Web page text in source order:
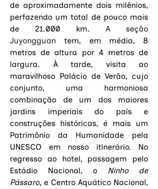
de aproximadamente dois milênios,
perfazendo um total de pouco mais
de 21.000 km. A seção
Juyongguan tem, em média, 8
metros de altura por 4 metros de
largura. À tarde, visita ao
maravilhoso Palácio de Verão, cujo
conjunto, uma harmoniosa
combinação de um dos maiores
jardins imperiais do país e
construções históricas, é mais um
Patrimônio da Humanidade pela
UNESCO em nosso itinerário. No
regresso ao hotel, passagem pelo
Estádio Nacional, o Ninho de
Pássaro, e Centro Aquático Nacional,